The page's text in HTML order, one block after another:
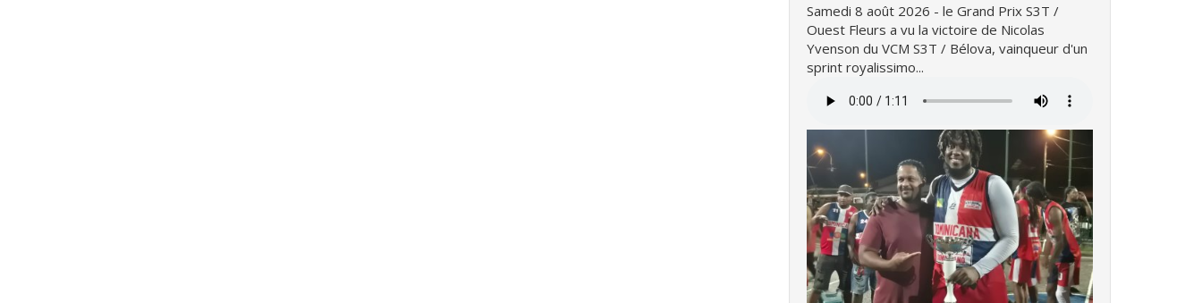
Samedi 8 août 2026 - le Grand Prix S3T /
Ouest Fleurs a vu la victoire de Nicolas
Yvenson du VCM S3T / Bélova, vainqueur d'un
sprint royalissimo...
audio